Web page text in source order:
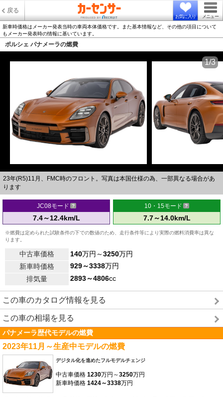
戻る
お気に入り メニュー
新車時価格はメーカー発表当時の車両本体価格です。また基本情報など、その他の項目について
もメーカー発表時の情報に基いています。
ポルシェ パナメーラの燃費
23年(R5)11月、FMC時のフロント。写真は本国仕様の為、一部異なる場合があ
ります
1/3
JC08モード
7.4～12.4km/L
10・15モード
7.7～14.0km/L
※燃費は定められた試験条件の下での数値のため、走行条件等により実際の燃料消費率は異な
ります。
中古車価格 140万円～3250万円
新車時価格
929～3338万円
排気量
2893～4806cc
この車のカタログ情報を見る
この車の相場を見る
パナメーラ歴代モデルの燃費
2023年11月～生産中モデルの燃費
デジタル化を進めたフルモデルチェンジ
中古車価格 1230万円～3250万円
新車時価格 1424～3338万円